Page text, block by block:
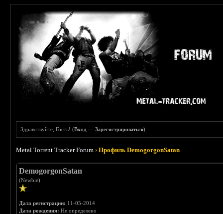
Здравствуйте, Гость! (Вход —Зарегистрироваться)
Metal Torrent Tracker Forum ›Профиль DemogorgonSatan
DemogorgonSatan
(Newbie)
Дата регистрации: 11-05-2014
Дата рождения: Не определено